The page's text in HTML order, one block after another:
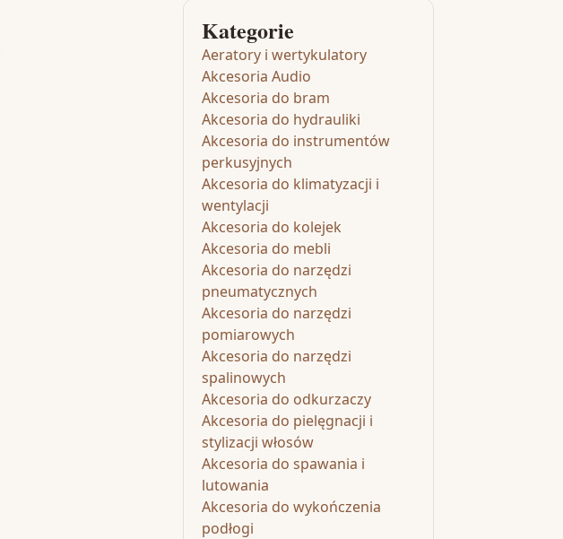
Kategorie
Aeratory i wertykulatory
Akcesoria Audio
Akcesoria do bram
Akcesoria do hydrauliki
Akcesoria do instrumentów
perkusyjnych
Akcesoria do klimatyzacji i
wentylacji
Akcesoria do kolejek
Akcesoria do mebli
Akcesoria do narzędzi
pneumatycznych
Akcesoria do narzędzi
pomiarowych
Akcesoria do narzędzi
spalinowych
Akcesoria do odkurzaczy
Akcesoria do pielęgnacji i
stylizacji włosów
Akcesoria do spawania i
lutowania
Akcesoria do wykończenia
podłogi